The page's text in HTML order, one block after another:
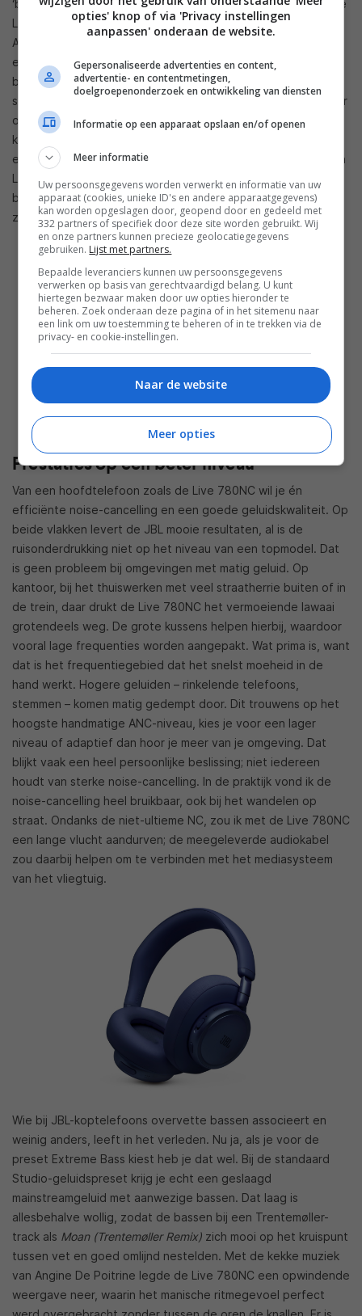
‘betere’ codecs uit. JBL doet dat niet. Standaard gebruikt de
Live 780NC AAC, wat ook de beste en enige optie is voor
Apple-toestellen. Op Android-apparaten kun je opteren voor
een LDAC-modus. Dit zou betere geluidskwaliteit moet
bieden, maar draagt een prijs. Als je voor LDAC kiest, kun je
sommige zaken niet gebruiken. Personi-Fi onder andere, maar
ook Spatial Sound (ruimtelijke audio). Spijtig dat je moet
kiezen tussen functies die je eigenlijk allebei wil. Omdat JBL
een supporter is van Auracast, verrast het niet dat Bluetooth
LE een optie. Daarna kun je ook Auracast-uitzendingen
beluisteren, afkomstig van een tv of JBL’s eigen Smart Tx-
zender bijvoorbeeld.
Prestaties op een beter niveau
Van een hoofdtelefoon zoals de Live 780NC wil je én
efficiënte noise-cancelling en een goede geluidskwaliteit. Op
beide vlakken levert de JBL mooie resultaten, al is de
ruisonderdrukking niet op het niveau van een topmodel. Dat
is geen probleem bij omgevingen met matig geluid. Op
kantoor, bij het thuiswerken met veel straatherrie buiten of in
de trein, daar drukt de Live 780NC het vermoeiende lawaai
grotendeels weg. De grote kussens helpen hierbij, waardoor
vooral lage frequenties worden aangepakt. Wat prima is, want
dat is het frequentiegebied dat het snelst moeheid in de
hand werkt. Hogere geluiden – rinkelende telefoons,
stemmen – komen matig gedempt door. Dit trouwens op het
hoogste handmatige ANC-niveau, kies je voor een lager
niveau of adaptief dan hoor je meer van je omgeving. Dat
blijkt vaak een heel persoonlijke beslissing; niet iedereen
houdt van sterke noise-cancelling. In de praktijk vond ik de
noise-cancelling heel bruikbaar, ook bij het wandelen op
straat. Ondanks de niet-ultieme NC, zou ik met de Live 780NC
een lange vlucht aandurven; de meegeleverde audiokabel
zou daarbij helpen om te verbinden met het mediasysteem
van het vliegtuig.
Wie bij JBL-koptelefoons overvette bassen associeert en
weinig anders, leeft in het verleden. Nu ja, als je voor de
preset Extreme Bass kiest heb je dat wel. Bij de standaard
Studio-geluidspreset krijg je echt een geslaagd
mainstreamgeluid met aanwezige bassen. Dat laag is
allesbehalve wollig, zodat de bassen bij een Trentemøller-
track als Moan (Trentemøller Remix) zich mooi op het kruispunt
tussen vet en goed omlijnd nestelden. Met de kekke muziek
van Angine De Poitrine legde de Live 780NC een opwindende
weergave neer, waarin het manische ritmegevoel perfect
opties' knop of via 'Privacy instellingen
aanpassen' onderaan de website.
Gepersonaliseerde advertenties en content,
advertentie- en contentmetingen,
doelgroepenonderzoek en ontwikkeling van diensten
Informatie op een apparaat opslaan en/of openen
Meer informatie
Uw persoonsgegevens worden verwerkt en informatie van uw
apparaat (cookies, unieke ID's en andere apparaatgegevens)
kan worden opgeslagen door, geopend door en gedeeld met
332 partners of specifiek door deze site worden gebruikt. Wij
en onze partners kunnen precieze geolocatiegegevens
gebruiken. Lijst met partners.
Bepaalde leveranciers kunnen uw persoonsgegevens
verwerken op basis van gerechtvaardigd belang. U kunt
hiertegen bezwaar maken door uw opties hieronder te
beheren. Zoek onderaan deze pagina of in het sitemenu naar
een link om uw toestemming te beheren of in te trekken via de
privacy- en cookie-instellingen.
Naar de website
Meer opties